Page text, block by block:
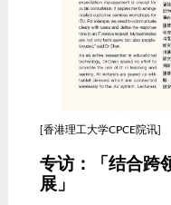
[香港理工大学CPCE院讯]
专访：「结合跨
展」